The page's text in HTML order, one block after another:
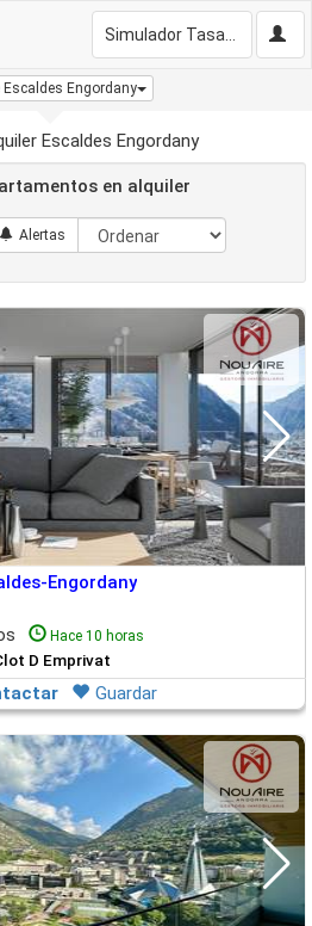
Escaldes Engordany
Escaldes Engordany
en alquiler
Engordany
Hace 10 horas
D Emprivat
Guardar